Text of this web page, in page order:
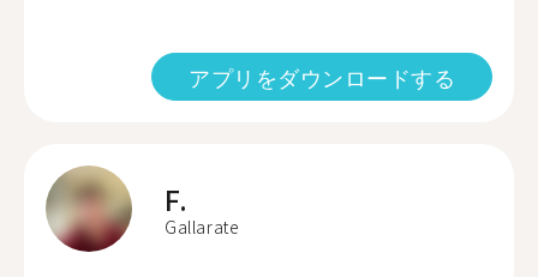
アプリをダウンロードする
F.
Gallarate